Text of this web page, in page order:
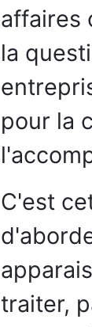
affaires
la
pour la
C'est
traiter,